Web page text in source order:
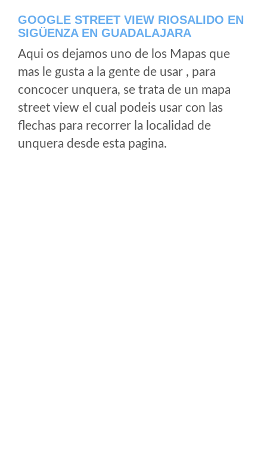
GOOGLE STREET VIEW RIOSALIDO EN
SIGÜENZA EN GUADALAJARA
Aqui os dejamos uno de los Mapas que
mas le gusta a la gente de usar , para
concocer unquera, se trata de un mapa
street view el cual podeis usar con las
flechas para recorrer la localidad de
unquera desde esta pagina.